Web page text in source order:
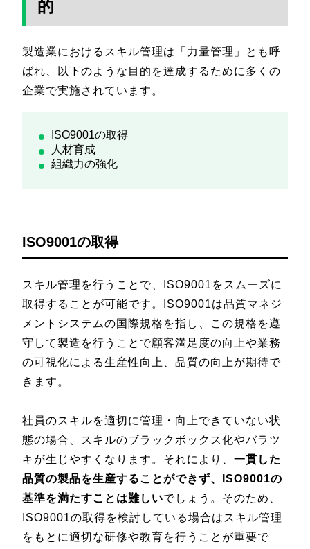
的
製造業におけるスキル管理は「力量管理」とも呼
ばれ、以下のような目的を達成するために多くの
企業で実施されています。
ISO9001の取得
人材育成
組織力の強化
ISO9001の取得
スキル管理を行うことで、ISO9001をスムーズに
取得することが可能です。ISO9001は品質マネジ
メントシステムの国際規格を指し、この規格を遵
守して製造を行うことで顧客満足度の向上や業務
の可視化による生産性向上、品質の向上が期待で
きます。
社員のスキルを適切に管理・向上できていない状
態の場合、スキルのブラックボックス化やバラツ
キが生じやすくなります。それにより、 一貫した
品質の製品を生産することができず、ISO9001の
基準を満たすことは難しいでしょう。そのため、
ISO9001の取得を検討している場合はスキル管理
をもとに適切な研修や教育を行うことが重要で